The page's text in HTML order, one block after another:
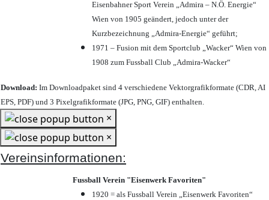
Eisenbahner Sport Verein „Admira – N.Ö. Energie“
Wien von 1905 geändert, jedoch unter der
Kurzbezeichnung „Admira-Energie“ geführt;
1971 – Fusion mit dem Sportclub „Wacker“ Wien von
1908 zum Fussball Club „Admira-Wacker“
Download: Im Downloadpaket sind 4 verschiedene Vektorgrafikformate (CDR, AI
EPS, PDF) und 3 Pixelgrafikformate (JPG, PNG, GIF) enthalten.
×
×
Vereinsinformationen:
Fussball Verein "Eisenwerk Favoriten"
1920 = als Fussball Verein „Eisenwerk Favoriten“